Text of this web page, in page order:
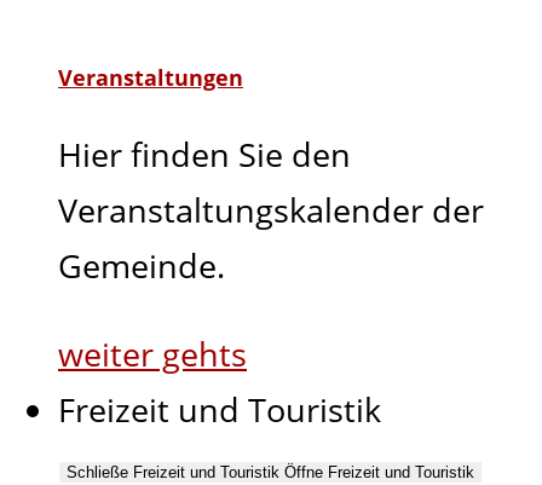
Veranstaltungen
Hier finden Sie den
Veranstaltungskalender der
Gemeinde.
weiter gehts
Freizeit und Touristik
Schließe Freizeit und Touristik Öffne Freizeit und Touristik